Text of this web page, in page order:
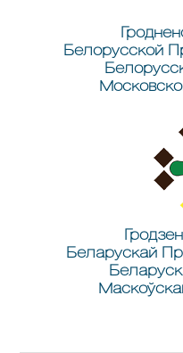
Белорусской
Беларускай